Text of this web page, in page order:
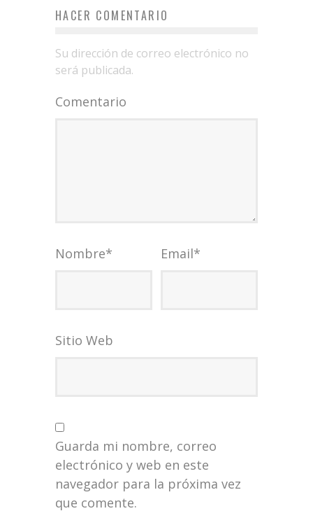
HACER COMENTARIO
Su dirección de correo electrónico no
será publicada.
Comentario
Nombre* Email*
Sitio Web
Guarda mi nombre, correo
electrónico y web en este
navegador para la próxima vez
que comente.